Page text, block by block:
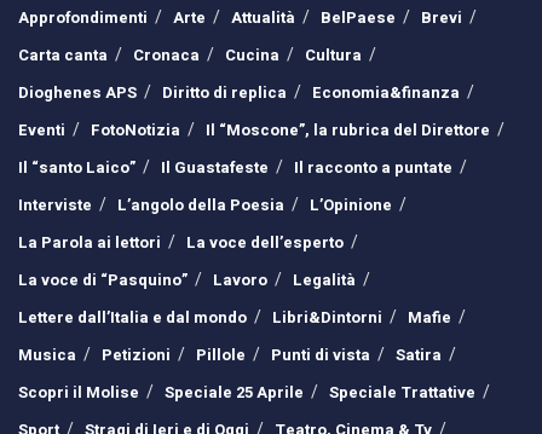
Approfondimenti
Arte Attualità BelPaese
Brevi
Carta canta
Cronaca Cucina
Cultura
Dioghenes APS
Diritto di replica
Economia&finanza
Eventi
FotoNotizia
Il “Moscone”, la rubrica del Direttore
Il “santo Laico”
Il Guastafeste
Il racconto a puntate
Interviste
L’angolo della Poesia
L’Opinione
La Parola ai lettori
La voce dell’esperto
La voce di “Pasquino”
Lavoro
Legalità
Lettere dall’Italia e dal mondo
Libri&Dintorni
Mafie
Musica
Petizioni Pillole Punti di vista
Satira
Scopri il Molise
Speciale 25 Aprile
Speciale Trattative